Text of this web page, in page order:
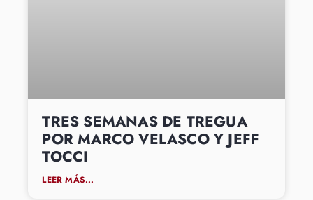
TRES SEMANAS DE TREGUA
POR MARCO VELASCO Y JEFF
TOCCI
LEER MÁS...